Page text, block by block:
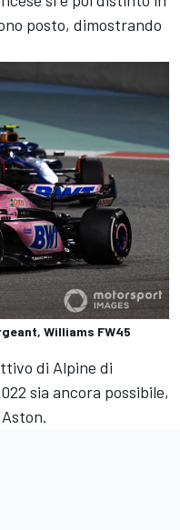
posto, dimostrando
Williams FW45
di Alpine di
sia ancora possibile,